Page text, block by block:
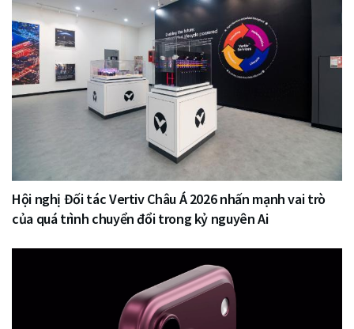
Hội nghị Đối tác Vertiv Châu Á 2026 nhấn mạnh vai trò
của quá trình chuyển đổi trong kỷ nguyên Ai